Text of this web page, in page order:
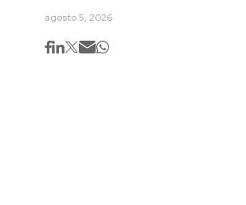
agosto 5, 2026